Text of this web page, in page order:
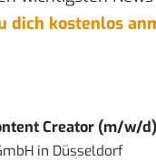
dich kostenlos
Creator (m/w/d)
in Düsseldorf